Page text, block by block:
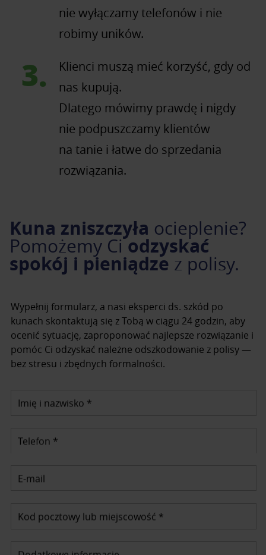
nie wyłączamy telefonów i nie
robimy uników.
Klienci muszą mieć korzyść, gdy od
nas kupują.
Dlatego mówimy prawdę i nigdy
nie podpuszczamy klientów
na tanie i łatwe do sprzedania
rozwiązania.
Kuna zniszczyła ocieplenie?
Pomożemy Ciodzyskać
spokój i pieniądze z polisy.
Wypełnij formularz, a nasi eksperci ds. szkód po
kunach skontaktują się z Tobą w ciągu 24 godzin, aby
ocenić sytuację, zaproponować najlepsze rozwiązanie i
pomóc Ci odzyskać należne odszkodowanie z polisy —
bez stresu i zbędnych formalności.
Imię i nazwisko *
Telefon *
E-mail
Kod pocztowy lub miejscowość *